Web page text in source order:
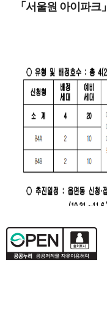
「서울원 아이파